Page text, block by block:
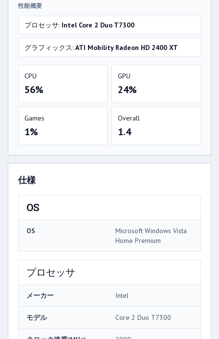
性能概要
プロセッサ: Intel Core 2 Duo T7300
グラフィックス: ATI Mobility Radeon HD 2400 XT
CPU
56%
GPU
24%
Games
1%
Overall
1.4
仕様
OS
OS
Microsoft Windows Vista
Home Premium
プロセッサ
メーカー Intel
モデル Core 2 Duo T7300